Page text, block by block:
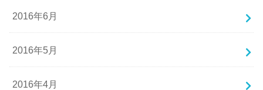
2016年6月
2016年5月
2016年4月